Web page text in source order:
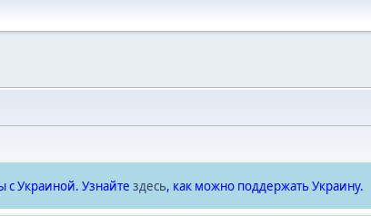
с Украиной. Узнайте здесь, как можно поддержать Украину.